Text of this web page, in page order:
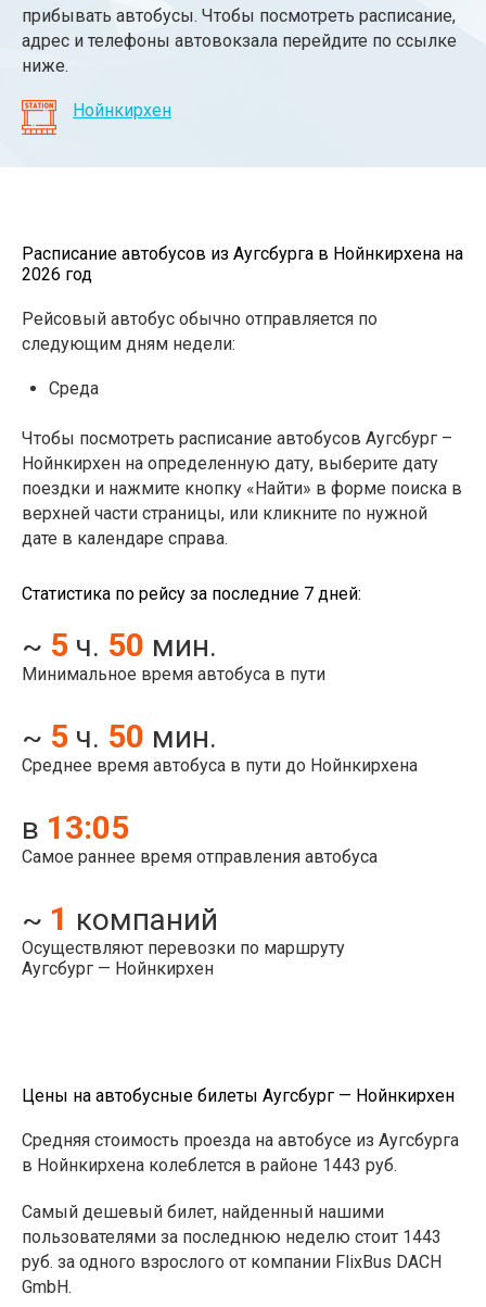
прибывать автобусы. Чтобы посмотреть расписание,
адрес и телефоны автовокзала перейдите по ссылке
ниже.
Нойнкирхен
Расписание автобусов из Аугсбурга в Нойнкирхена на
2026 год
Рейсовый автобус обычно отправляется по
следующим дням недели:
Среда
Чтобы посмотреть расписание автобусов Аугсбург –
Нойнкирхен на определенную дату, выберите дату
поездки и нажмите кнопку «Найти» в форме поиска в
верхней части страницы, или кликните по нужной
дате в календаре справа.
Статистика по рейсу за последние 7 дней:
~ 5 ч. 50 мин.
Минимальное время автобуса в пути
~ 5 ч. 50 мин.
Среднее время автобуса в пути до Нойнкирхена
в 13:05
Самое раннее время отправления автобуса
~ 1 компаний
Осуществляют перевозки по маршруту
Аугсбург — Нойнкирхен
Цены на автобусные билеты Аугсбург — Нойнкирхен
Средняя стоимость проезда на автобусе из Аугсбурга
в Нойнкирхена колеблется в районе 1443 руб.
Самый дешевый билет, найденный нашими
пользователями за последнюю неделю стоит 1443
руб. за одного взрослого от компании FlixBus DACH
GmbH.